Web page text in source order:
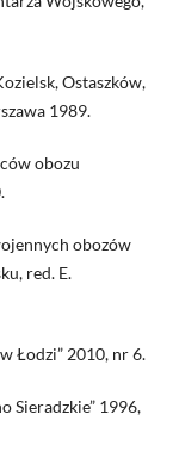
Ostaszków,
1989.
obozu
obozów
red. E.
Łodzi” 2010, nr 6.
Sieradzkie” 1996,